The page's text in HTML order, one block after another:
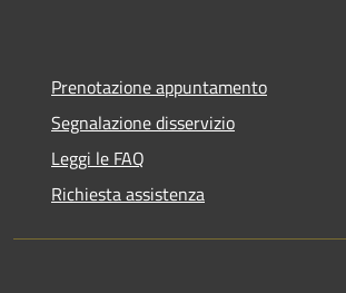
Prenotazione appuntamento
Segnalazione disservizio
Leggi le FAQ
Richiesta assistenza